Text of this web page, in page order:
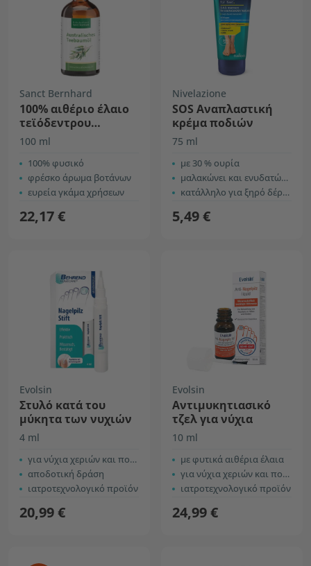
Sanct Bernhard
100% αιθέριο έλαιο
τεϊόδεντρου
Αυστραλίας
100 ml
100% φυσικό
φρέσκο άρωμα βοτάνων
ευρεία γκάμα χρήσεων
22,17 €
Nivelazione
SOS Αναπλαστική
κρέμα ποδιών
75 ml
με 30 % ουρία
μαλακώνει και ενυδατώνει το δέρμα
κατάλληλο για ξηρό δέρμα ποδιών
5,49 €
Evolsin
Στυλό κατά του
μύκητα των νυχιών
4 ml
για νύχια χεριών και ποδιών
αποδοτική δράση
ιατροτεχνολογικό προϊόν
20,99 €
Evolsin
Αντιμυκητιασικό
τζελ για νύχια
10 ml
με φυτικά αιθέρια έλαια
για νύχια χεριών και ποδιών
ιατροτεχνολογικό προϊόν
24,99 €